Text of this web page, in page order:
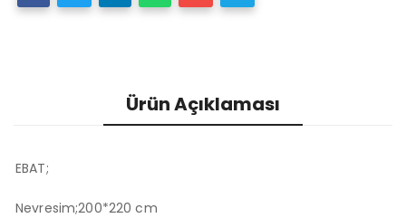
Ürün Açıklaması
EBAT;
Nevresim;200*220 cm